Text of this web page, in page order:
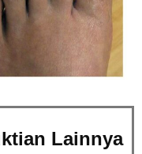
Lainnya